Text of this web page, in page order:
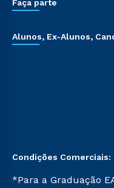
Faça parte
Alunos, Ex-Alunos,
Condições Comerciais:
*Para a Graduação